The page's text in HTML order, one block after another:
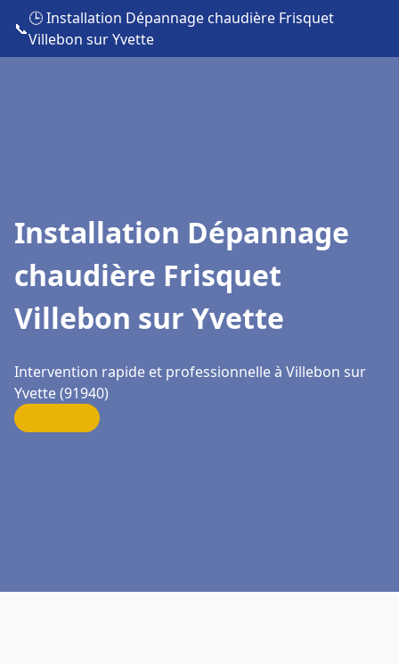
📞
🕒 Installation Dépannage chaudière Frisquet
Villebon sur Yvette
Installation Dépannage
chaudière Frisquet
Villebon sur Yvette
Intervention rapide et professionnelle à Villebon sur
Yvette (91940)